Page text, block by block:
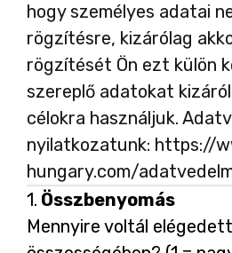
hogy személyes adatai
rögzítésre, kizárólag
rögzítését Ön ezt külön
szereplő adatokat
célokra használjuk.
nyilatkozatunk: https://
hungary.com/
1. Kérdés
1.
Összbenyomás
Mennyire voltál